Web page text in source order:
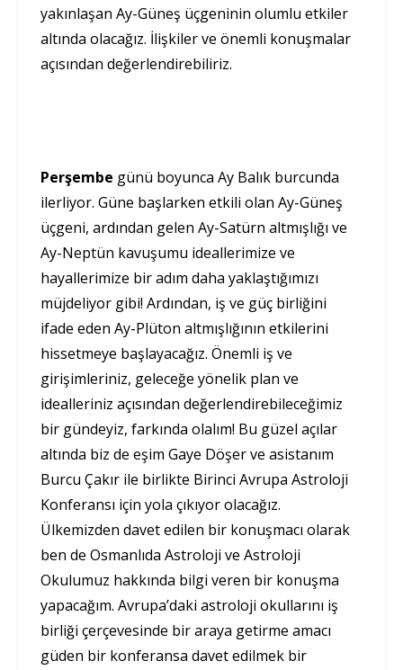
yakınlaşan Ay-Güneş üçgeninin olumlu etkiler
altında olacağız. İlişkiler ve önemli konuşmalar
açısından değerlendirebiliriz.
Perşembe günü boyunca Ay Balık burcunda
ilerliyor. Güne başlarken etkili olan Ay-Güneş
üçgeni, ardından gelen Ay-Satürn altmışlığı ve
Ay-Neptün kavuşumu ideallerimize ve
hayallerimize bir adım daha yaklaştığımızı
müjdeliyor gibi! Ardından, iş ve güç birliğini
ifade eden Ay-Plüton altmışlığının etkilerini
hissetmeye başlayacağız. Önemli iş ve
girişimleriniz, geleceğe yönelik plan ve
idealleriniz açısından değerlendirebileceğimiz
bir gündeyiz, farkında olalım! Bu güzel açılar
altında biz de eşim Gaye Döşer ve asistanım
Burcu Çakır ile birlikte Birinci Avrupa Astroloji
Konferansı için yola çıkıyor olacağız.
Ülkemizden davet edilen bir konuşmacı olarak
ben de Osmanlıda Astroloji ve Astroloji
Okulumuz hakkında bilgi veren bir konuşma
yapacağım. Avrupa’daki astroloji okullarını iş
birliği çerçevesinde bir araya getirme amacı
güden bir konferansa davet edilmek bir